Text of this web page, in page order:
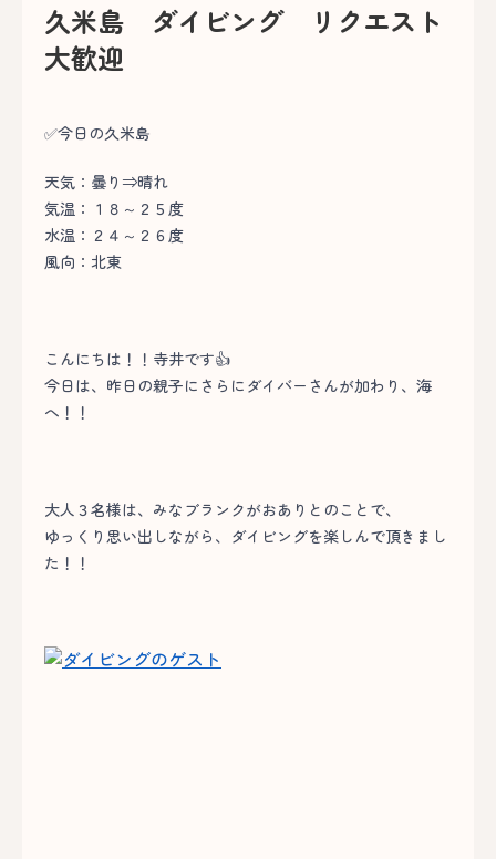
久米島 ダイビング リクエスト
大歓迎
✅今日の久米島
天気：曇り⇒晴れ
気温：１８～２５度
水温：２４～２６度
風向：北東
こんにちは！！寺井です👍
今日は、昨日の親子にさらにダイバーさんが加わり、海
へ！！
大人３名様は、みなブランクがおありとのことで、
ゆっくり思い出しながら、ダイビングを楽しんで頂きまし
た！！